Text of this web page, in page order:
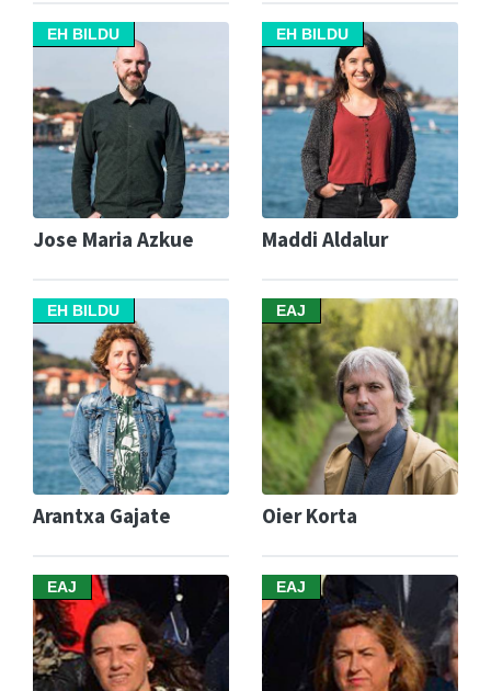
EH BILDU
Jose Maria Azkue
EH BILDU
Maddi Aldalur
EH BILDU
Arantxa Gajate
EAJ
Oier Korta
EAJ EAJ